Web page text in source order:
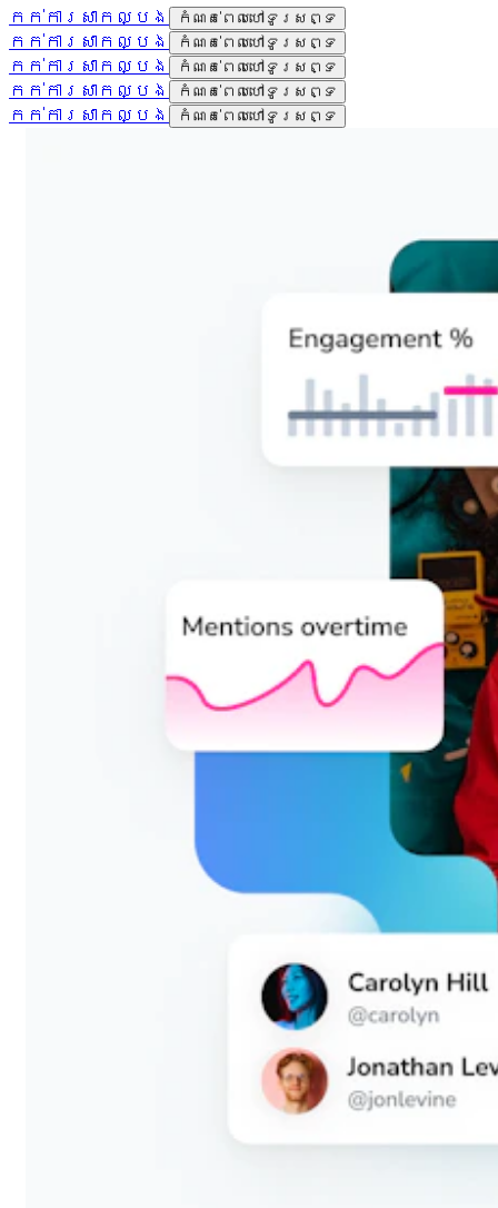
កក់ការសាកល្បង កំណត់ពេលហៅទូរសព្ទ
កក់ការសាកល្បង កំណត់ពេលហៅទូរសព្ទ
កក់ការសាកល្បង កំណត់ពេលហៅទូរសព្ទ
កក់ការសាកល្បង កំណត់ពេលហៅទូរសព្ទ
កក់ការសាកល្បង កំណត់ពេលហៅទូរសព្ទ